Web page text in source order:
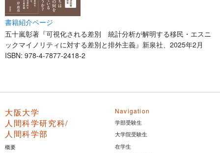
書籍紹介ページ
五十嵐彰著『可視化される差別 統計分析が解明する移民・エスニ
ックマイノリティに対する差別と排外主義』新泉社、2025年2月
ISBN: 978-4-7877-2418-2
大阪大学
人間科学研究科/
人間科学部
概要
Navigation
学部受験生
大学院受験生
在学生